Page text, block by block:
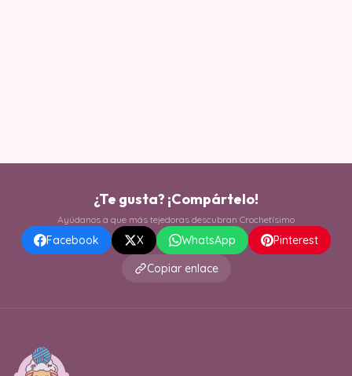
¿Te gusta? ¡Compártelo!
Ayúdanos a que más tejedoras descubran Crochetísimo
Facebook X WhatsApp
Pinterest
Copiar enlace